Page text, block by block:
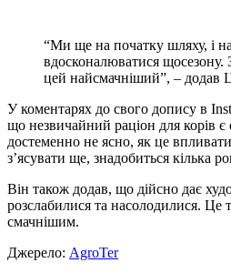
“Ми ще на початку шляху, і
вдосконалюватися щосезону.
цей найсмачніший”, – додав
У коментарях до свого допису в
що незвичайний раціон для корів
достеменно не ясно, як це
з’ясувати ще, знадобиться кілька
Він також додав, що дійсно дає
розслабилися та насолодилися. Це
смачнішим.
Джерело: АgroTer